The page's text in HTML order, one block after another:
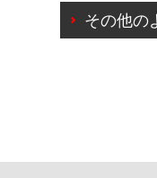
ご来店予約日の
の日時変更につ
その他の